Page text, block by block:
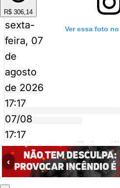
R$ 306,14
sexta-
feira, 07
de
agosto
de 2026
17:17
07/08
17:17
‹
Ver essa foto
Um post compartilhado por
Partida teve equilíbrio do início ao